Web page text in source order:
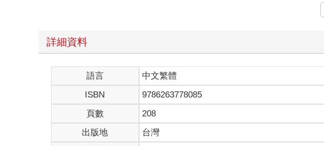
早晨即將來臨的天空，與其說黑色，更像深藍色。
我想起某一位女性的身影。
二
一年前的暑假，我站在大樓屋頂上。
俯瞰地面時，我心中想像。如果我從屋頂跳下去，幾秒鐘後會落地，撞擊地面呢？
所有自殺的男性中，據說約有七％選擇跳樓。在有高聳建築物的城市地區特別
無辜民眾。可是有一部分決定自殺的人在當下精神錯亂，根本無法擔心路人
詳細資料
語言 中文繁體
ISBN
9786263778085
頁數
208
出版地
台灣